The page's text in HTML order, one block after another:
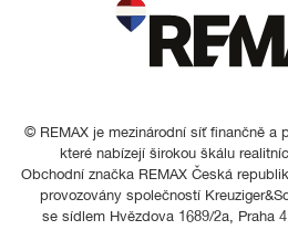
© REMAX je mezinárodní síť finančně a
které nabízejí širokou škálu
Obchodní značka REMAX Česká
provozovány společností
se sídlem Hvězdova 1689/2a, Praha